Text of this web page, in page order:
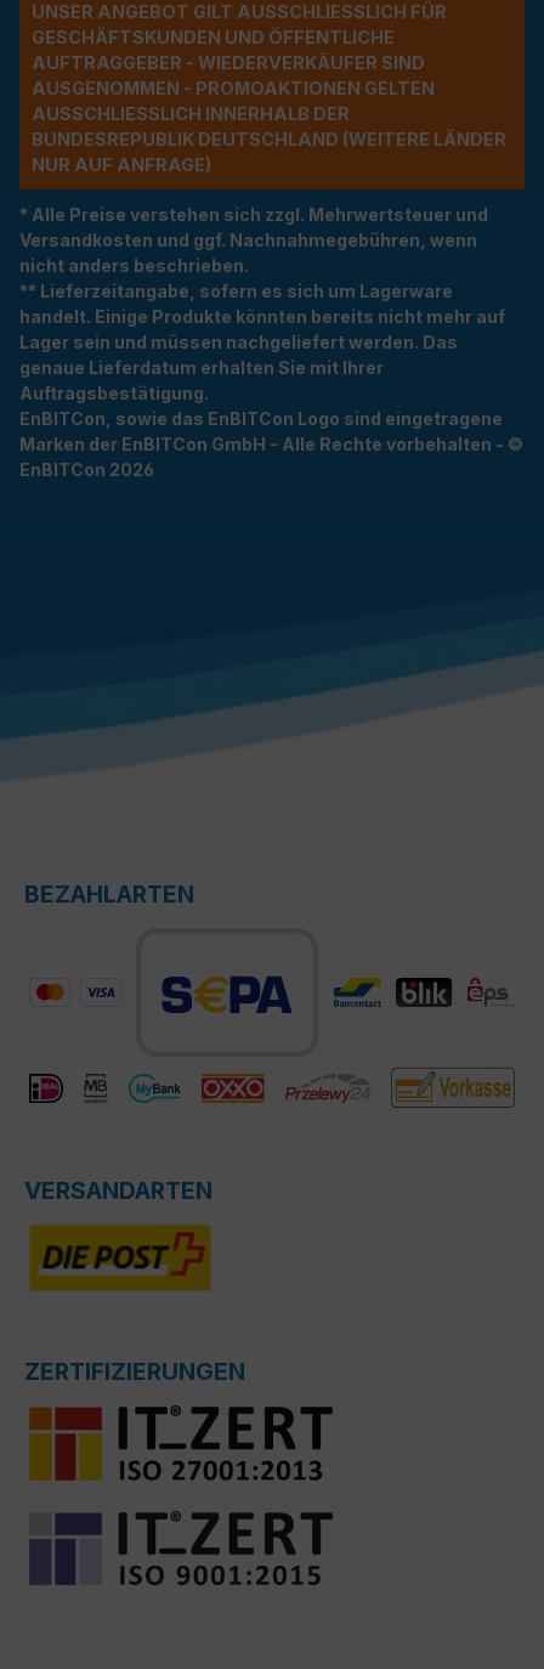
UNSER ANGEBOT GILT AUSSCHLIESSLICH FÜR G
ESCHÄFTSKUNDEN UND ÖFFENTLICHE A
UFTRAGGEBER - WIEDERVERKÄUFER SIND A
USGENOMMEN - PROMOAKTIONEN GELTEN A
USSCHLIESSLICH INNERHALB DER BU
NDESREPUBLIK DEUTSCHLAND (WEITERE LÄNDER NU
R AUF ANFRAGE)
* Alle Preise verstehen sich zzgl. Mehrwertsteuer und
Versandkosten und ggf. Nachnahmegebühren, wenn
nicht anders beschrieben.
** Lieferzeitangabe, sofern es sich um Lagerware
handelt. Einige Produkte könnten bereits nicht mehr auf
Lager sein und müssen nachgeliefert werden. Das
genaue Lieferdatum erhalten Sie mit Ihrer
Auftragsbestätigung.
EnBITCon, sowie das EnBITCon Logo sind eingetragene
Marken der EnBITCon GmbH - Alle Rechte vorbehalten - ©
EnBITCon 2026
BEZAHLARTEN
VERSANDARTEN
ZERTIFIZIERUNGEN